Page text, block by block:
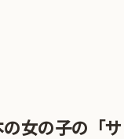
の女の子の「